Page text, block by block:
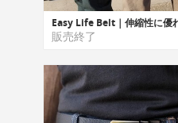
販売終了